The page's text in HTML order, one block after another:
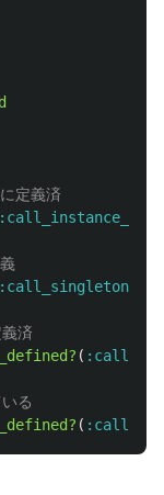
定義済
済
(
る
(